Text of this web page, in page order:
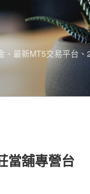
最新MT5交易平台
當舖專營台